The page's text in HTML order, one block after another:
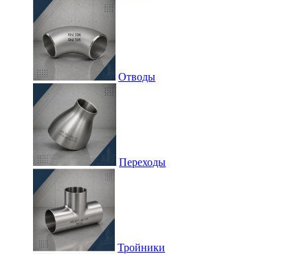
Отводы
Переходы
Тройники